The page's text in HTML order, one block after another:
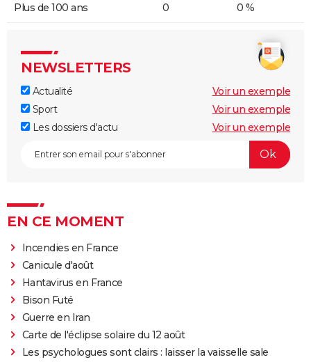
Plus de 100 ans 0 0 %
NEWSLETTERS
Actualité
Voir un exemple
Sport
Voir un exemple
Les dossiers d'actu
Voir un exemple
EN CE MOMENT
Incendies en France
Canicule d'août
Hantavirus en France
Bison Futé
Guerre en Iran
Carte de l'éclipse solaire du 12 août
Les psychologues sont clairs : laisser la vaisselle sale